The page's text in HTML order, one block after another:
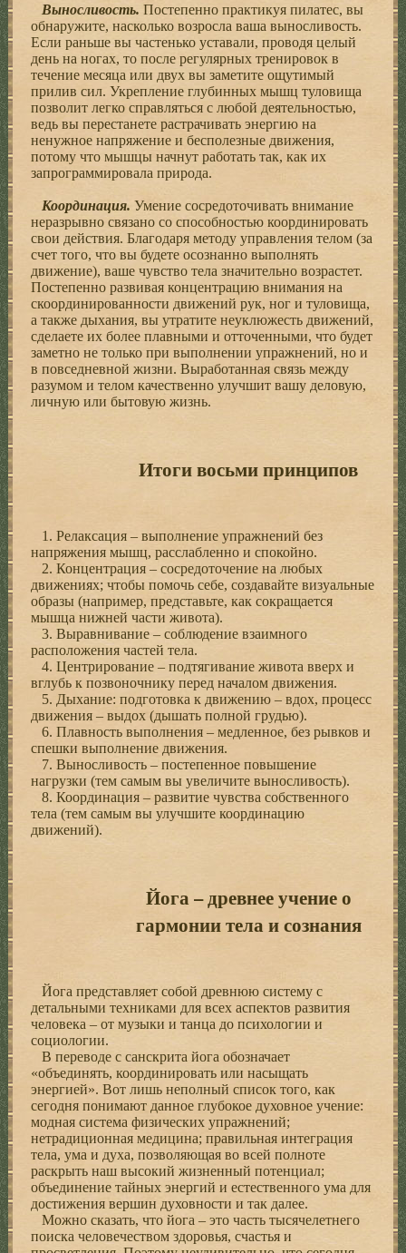
Выносливость. Постепенно практикуя пилатес, вы
обнаружите, насколько возросла ваша выносливость.
Если раньше вы частенько уставали, проводя целый
день на ногах, то после регулярных тренировок в
течение месяца или двух вы заметите ощутимый
прилив сил. Укрепление глубинных мышц туловища
позволит легко справляться с любой деятельностью,
ведь вы перестанете растрачивать энергию на
ненужное напряжение и бесполезные движения,
потому что мышцы начнут работать так, как их
запрограммировала природа.
Координация. Умение сосредоточивать внимание
неразрывно связано со способностью координировать
свои действия. Благодаря методу управления телом (за
счет того, что вы будете осознанно выполнять
движение), ваше чувство тела значительно возрастет.
Постепенно развивая концентрацию внимания на
скоординированности движений рук, ног и туловища,
а также дыхания, вы утратите неуклюжесть движений,
сделаете их более плавными и отточенными, что будет
заметно не только при выполнении упражнений, но и
в повседневной жизни. Выработанная связь между
разумом и телом качественно улучшит вашу деловую,
личную или бытовую жизнь.
Итоги восьми принципов
1. Релаксация – выполнение упражнений без
напряжения мышц, расслабленно и спокойно.
2. Концентрация – сосредоточение на любых
движениях; чтобы помочь себе, создавайте визуальные
образы (например, представьте, как сокращается
мышца нижней части живота).
3. Выравнивание – соблюдение взаимного
расположения частей тела.
4. Центрирование – подтягивание живота вверх и
вглубь к позвоночнику перед началом движения.
5. Дыхание: подготовка к движению – вдох, процесс
движения – выдох (дышать полной грудью).
6. Плавность выполнения – медленное, без рывков и
спешки выполнение движения.
7. Выносливость – постепенное повышение
нагрузки (тем самым вы увеличите выносливость).
8. Координация – развитие чувства собственного
тела (тем самым вы улучшите координацию
движений).
Йога – древнее учение о
гармонии тела и сознания
Йога представляет собой древнюю систему с
детальными техниками для всех аспектов развития
человека – от музыки и танца до психологии и
социологии.
В переводе с санскрита йога обозначает
«объединять, координировать или насыщать
энергией». Вот лишь неполный список того, как
сегодня понимают данное глубокое духовное учение:
модная система физических упражнений;
нетрадиционная медицина; правильная интеграция
тела, ума и духа, позволяющая во всей полноте
раскрыть наш высокий жизненный потенциал;
объединение тайных энергий и естественного ума для
достижения вершин духовности и так далее.
Можно сказать, что йога – это часть тысячелетнего
поиска человечеством здоровья, счастья и